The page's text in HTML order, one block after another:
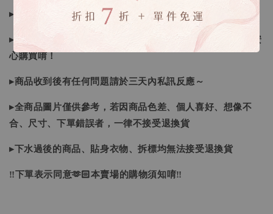
▸如遇缺斷貨情形會再另行告知，請注意訊息及信箱收件
▸商品皆由日本、韓國門市、官網購入，皆為正品，您可以安
心購買唷！
▸商品收到後有任何問題請於三天內私訊反應～
▸全商品圖片僅供參考，若因商品色差、個人喜好、想像不
合、尺寸、下單錯誤者，一律不接受退換貨
▸下水過後的商品、貼身衣物、拆標均無法接受退換貨
‼下單表示同意🫶🏻本賣場的購物須知唷‼